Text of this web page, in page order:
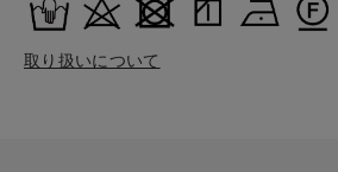
取り扱いについて